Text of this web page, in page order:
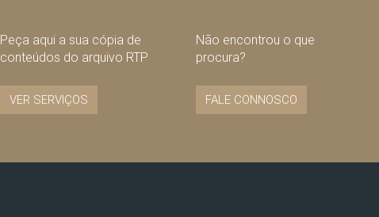
Peça aqui a sua cópia de
conteúdos do arquivo RTP
VER SERVIÇOS
Não encontrou o que
procura?
FALE CONNOSCO